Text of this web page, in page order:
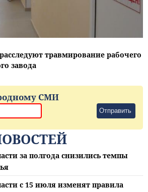
травмирование рабочего
завода
СМИ
Отправить
за полгода снизились темпы
с 15 июля изменят правила